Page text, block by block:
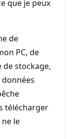
que je peux
de
PC, de
stockage,
télécharger
ne le